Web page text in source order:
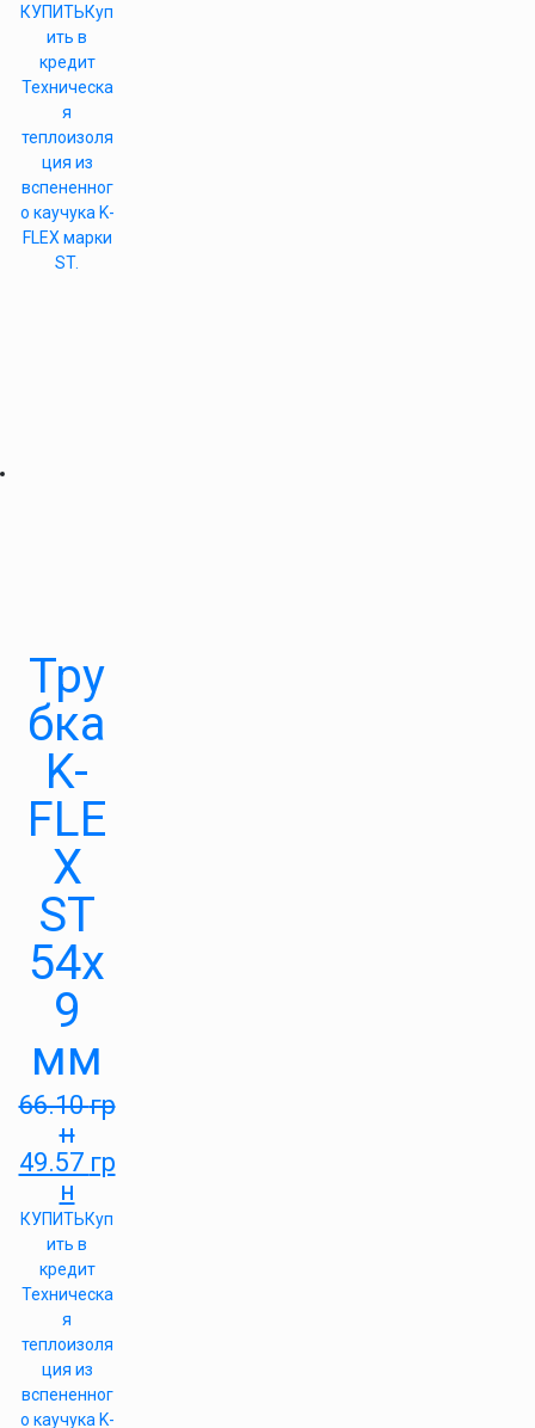
КУПИТЬКуп
ить в
кредит
Техническа
я
теплоизоля
ция из
вспененног
о каучука K-
FLEX марки
ST.
Тру
бка
K-
FLE
X
ST
54х
9
мм
66.10гр
н
49.57 гр
н
КУПИТЬКуп
ить в
кредит
Техническа
я
теплоизоля
ция из
вспененног
о каучука K-